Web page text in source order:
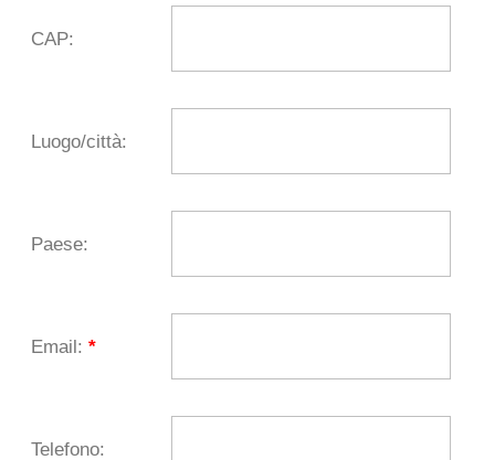
CAP:
Luogo/città:
Paese:
Email: *
Telefono: